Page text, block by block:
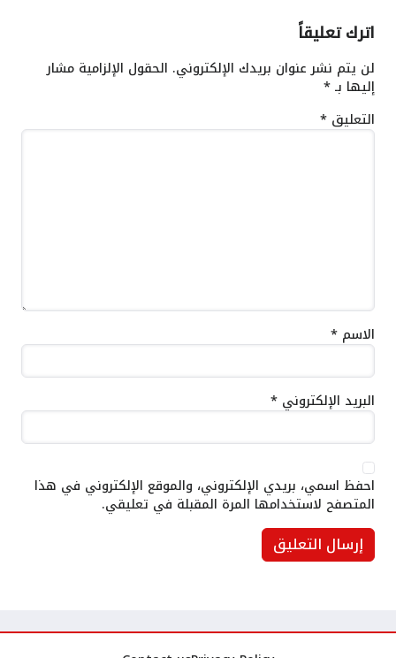
اترك تعليقاً
لن يتم نشر عنوان بريدك الإلكتروني. الحقول الإلزامية مشار
إليها بـ*
التعليق *
الاسم *
البريد الإلكتروني *
احفظ اسمي، بريدي الإلكتروني، والموقع الإلكتروني في هذا
المتصفح لاستخدامها المرة المقبلة في تعليقي.